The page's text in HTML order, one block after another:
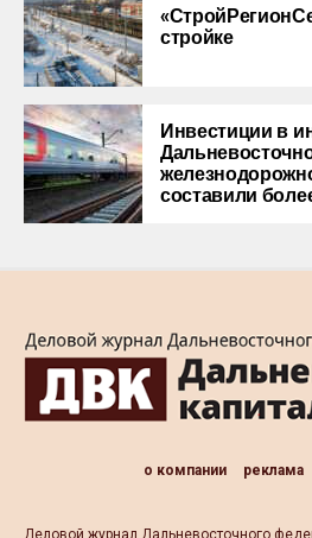
стройке
Инвестиции в
составили
о компании реклама
Деловой журнал Дальневосточного